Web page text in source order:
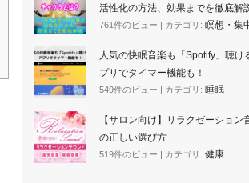
活性化の方法、効果までを徹底解
761件のビュー | カテゴリ: 瞑想・集
人気の快眠音楽も「Spotify」聴け
プリでタイマー機能も！
549件のビュー | カテゴリ: 睡眠
【サロン向け】リラクゼーション
の正しい選び方
519件のビュー | カテゴリ: 健康